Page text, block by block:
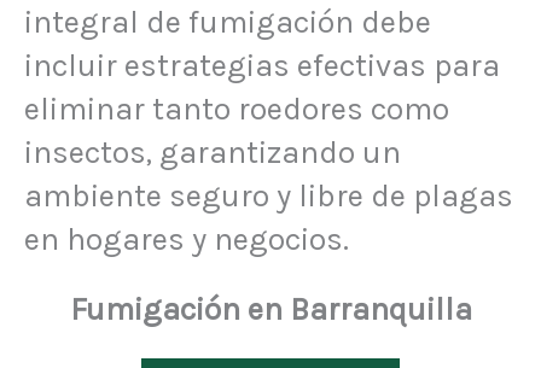
integral de fumigación debe
incluir estrategias efectivas para
eliminar tanto roedores como
insectos, garantizando un
ambiente seguro y libre de plagas
en hogares y negocios.
Fumigación en Barranquilla